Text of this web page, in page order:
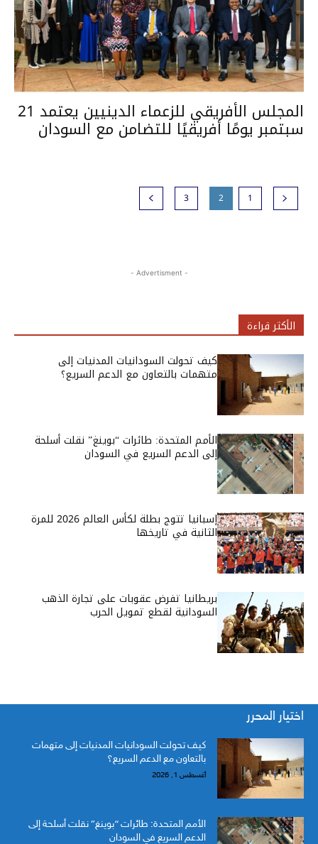
المجلس الأفريقي للزعماء الدينيين يعتمد 21
سبتمبر يومًا أفريقيًا للتضامن مع السودان
1
2
3
- Advertisment -
الأكثر قراءة
كيف تحولت السودانيات المدنيات إلى
متهمات بالتعاون مع الدعم السريع؟
الأمم المتحدة: طائرات “بوينغ” نقلت أسلحة
إلى الدعم السريع في السودان
إسبانيا تتوج بطلة لكأس العالم 2026 للمرة
الثانية في تاريخها
بريطانيا تفرض عقوبات على تجارة الذهب
السودانية لقطع تمويل الحرب
اختيار المحرر
كيف تحولت السودانيات المدنيات إلى متهمات
بالتعاون مع الدعم السريع؟
أغسطس 1, 2026
الأمم المتحدة: طائرات “بوينغ” نقلت أسلحة إلى
الدعم السريع في السودان